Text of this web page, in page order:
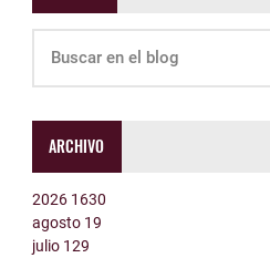
ARCHIVO
2026 1630
agosto 19
julio 129